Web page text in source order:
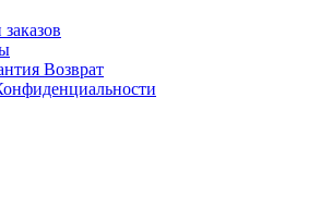
Возврат